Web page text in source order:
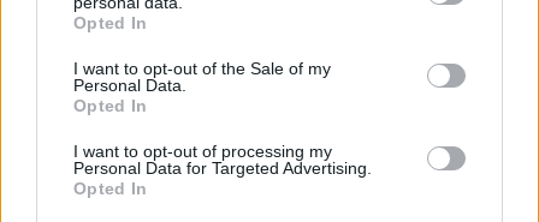
grant or deny consent to Google and its third-party tags to
use your data for below specified purposes in below Google
consent section.
Opted In
I want to opt-out of the Sale of my
Personal Data.
Opted In
I want to opt-out of processing my
Personal Data for Targeted Advertising.
Opted In
ΔΕΙΤΕ ΟΛΑ ΤΑ GAMES